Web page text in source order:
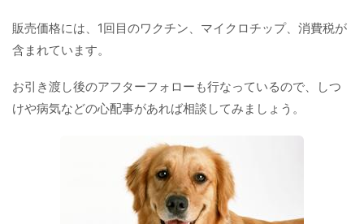
販売価格には、1回目のワクチン、マイクロチップ、消費税が
含まれています。
お引き渡し後のアフターフォローも行なっているので、しつ
けや病気などの心配事があれば相談してみましょう。